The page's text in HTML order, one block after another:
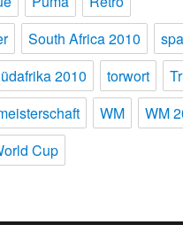
South Africa 2010
2010 torwort
WM
WM
Cup